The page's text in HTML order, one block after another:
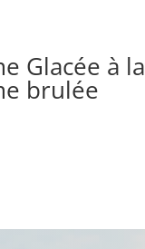
Glacée à la
brulée